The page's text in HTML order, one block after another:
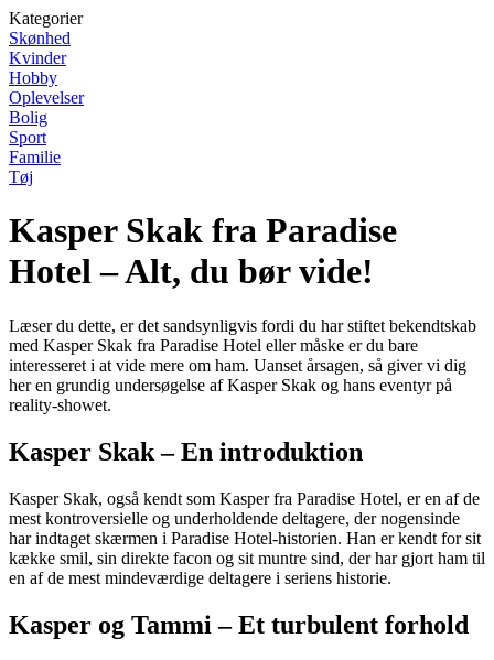
Kategorier
Skønhed
Kvinder
Hobby
Oplevelser
Bolig
Sport
Familie
Tøj
Kasper Skak fra Paradise
Hotel – Alt, du bør vide!
Læser du dette, er det sandsynligvis fordi du har stiftet bekendtskab
med Kasper Skak fra Paradise Hotel eller måske er du bare
interesseret i at vide mere om ham. Uanset årsagen, så giver vi dig
her en grundig undersøgelse af Kasper Skak og hans eventyr på
reality-showet.
Kasper Skak – En introduktion
Kasper Skak, også kendt som Kasper fra Paradise Hotel, er en af de
mest kontroversielle og underholdende deltagere, der nogensinde
har indtaget skærmen i Paradise Hotel-historien. Han er kendt for sit
kække smil, sin direkte facon og sit muntre sind, der har gjort ham til
en af de mest mindeværdige deltagere i seriens historie.
Kasper og Tammi – Et turbulent forhold